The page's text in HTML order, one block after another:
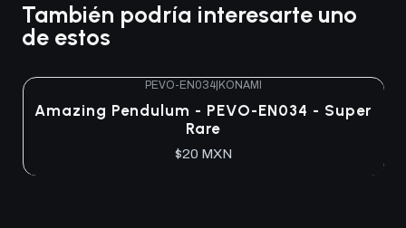
También podría interesarte uno
de estos
PEVO-EN034| KONAMI
Amazing Pendulum - PEVO-EN034 - Super
Rare
$20 MXN